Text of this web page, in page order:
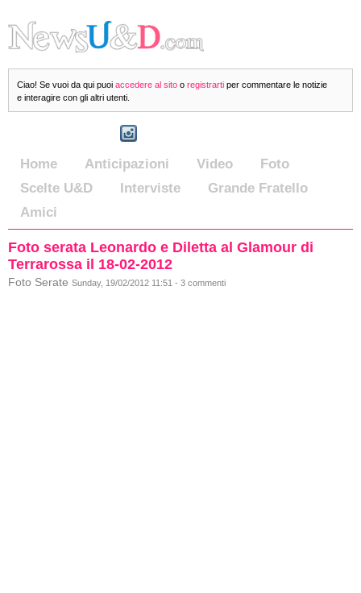
Ciao! Se vuoi da qui puoi accedere al sito o registrarti per commentare le notizie
e interagire con gli altri utenti.
Home Anticipazioni Video
Foto
Scelte U&D
Interviste
Grande Fratello
Amici
Foto serata Leonardo e Diletta al Glamour di
Terrarossa il 18-02-2012
Foto Serate Sunday, 19/02/2012 11:51 - 3 commenti